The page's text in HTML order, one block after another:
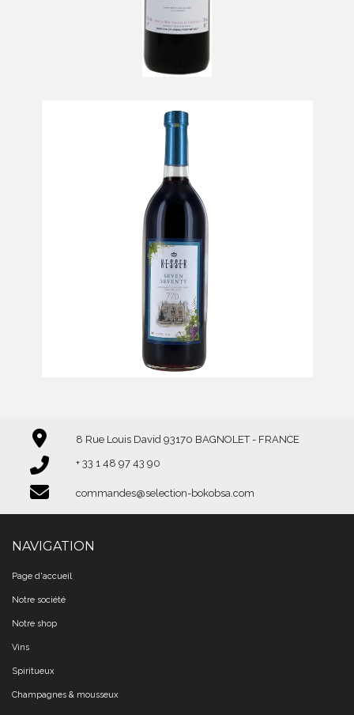
Kesser Seven Seventy
-
8 Rue Louis David 93170 BAGNOLET - FRANCE
+ 33 1 48 97 43 90​​​​​​​
commandes@selection-bokobsa.com
NAVIGATION
Page d'accueil
Notre société
Notre shop
Vins
Spiritueux
Champagnes & mousseux